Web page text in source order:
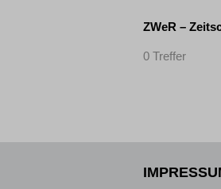
ZWeR –
0 Treffer